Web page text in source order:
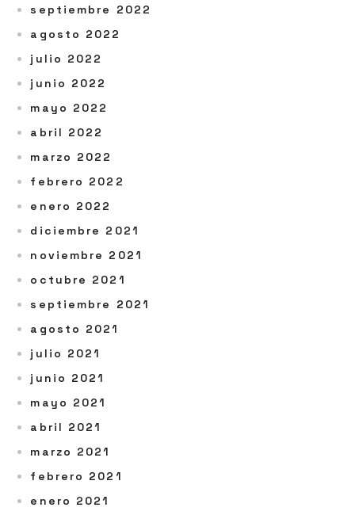
septiembre 2022
agosto 2022
julio 2022
junio 2022
mayo 2022
abril 2022
marzo 2022
febrero 2022
enero 2022
diciembre 2021
noviembre 2021
octubre 2021
septiembre 2021
agosto 2021
julio 2021
junio 2021
mayo 2021
abril 2021
marzo 2021
febrero 2021
enero 2021